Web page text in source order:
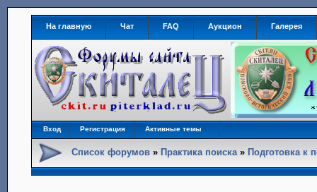
На главную Чат FAQ Аукцион Галерея
Вход Регистрация Активные темы
Список форумов » Практика поиска» Подготовка к